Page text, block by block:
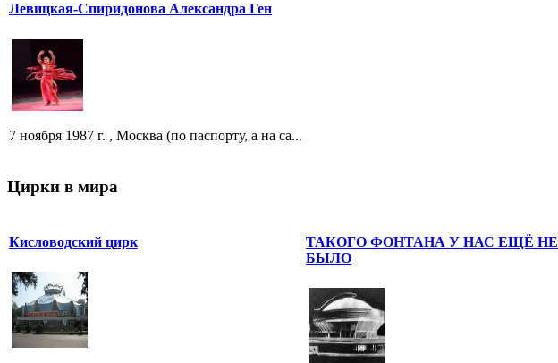
Левицкая-Спиридонова Александра Ген
7 ноября 1987 г. , Москва (по паспорту, а на са...
Цирки в мира
Кисловодский цирк
ТАКОГО ФОНТАНА У НАС ЕЩЁ НЕ
БЫЛО